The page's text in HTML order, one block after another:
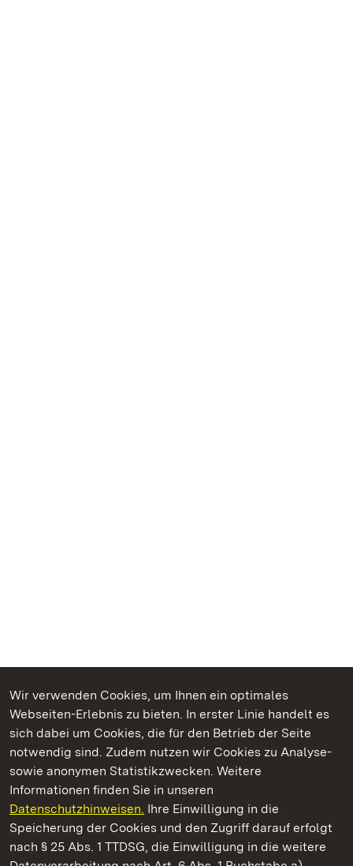
Wir verwenden Cookies, um Ihnen ein optimales
Webseiten-Erlebnis zu bieten. In erster Linie handelt es
sich dabei um Cookies, die für den Betrieb der Seite
notwendig sind. Zudem nutzen wir Cookies zu Analyse-
sowie anonymen Statistikzwecken. Weitere
Informationen finden Sie in unseren
Datenschutzhinweisen. Ihre Einwilligung in die
Speicherung der Cookies und den Zugriff darauf erfolgt
nach § 25 Abs. 1 TTDSG, die Einwilligung in die weitere
Kommen. Staunen. Genießen.
Staatliche Schlösser und Gärten Baden‑Württemberg
Staatliche Schlösser und Gärten Baden-Württemberg